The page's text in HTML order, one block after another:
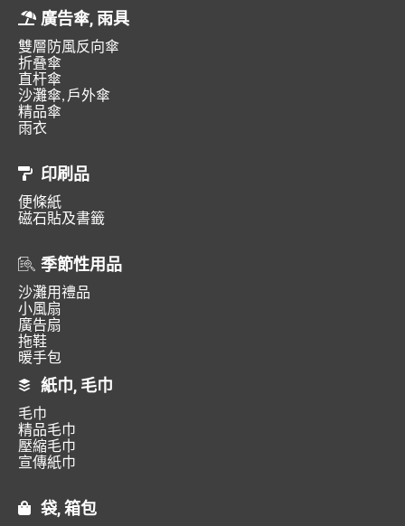
廣告傘, 雨具
雙層防風反向傘
折叠傘
直杆傘
沙灘傘, 戶外傘
精品傘
雨衣
印刷品
便條紙
磁石貼及書籤
季節性用品
沙灘用禮品
小風扇
廣告扇
拖鞋
暖手包
紙巾, 毛巾
毛巾
精品毛巾
壓縮毛巾
宣傳紙巾
袋, 箱包